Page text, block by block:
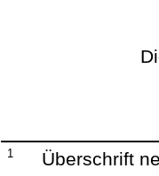
1
Überschrift